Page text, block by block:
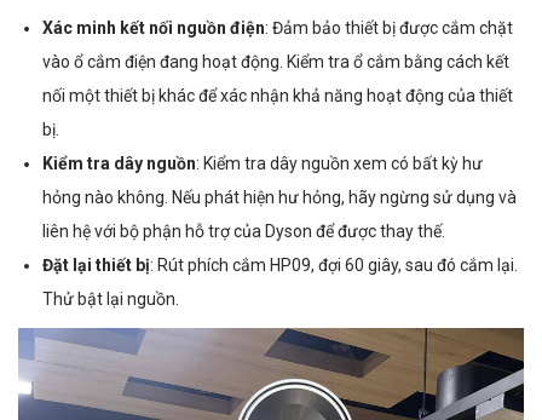
Xác minh kết nối nguồn điện: Đảm bảo thiết bị được cắm chặt
vào ổ cắm điện đang hoạt động. Kiểm tra ổ cắm bằng cách kết
nối một thiết bị khác để xác nhận khả năng hoạt động của thiết
bị.
Kiểm tra dây nguồn: Kiểm tra dây nguồn xem có bất kỳ hư
hỏng nào không. Nếu phát hiện hư hỏng, hãy ngừng sử dụng và
liên hệ với bộ phận hỗ trợ của Dyson để được thay thế.
Đặt lại thiết bị: Rút phích cắm HP09, đợi 60 giây, sau đó cắm lại.
Thử bật lại nguồn.